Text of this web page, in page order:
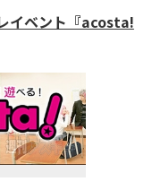
イベント『acosta!